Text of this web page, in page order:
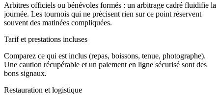
Arbitres officiels ou bénévoles formés : un arbitrage cadré fluidifie la
journée. Les tournois qui ne précisent rien sur ce point réservent
souvent des matinées compliquées.
Tarif et prestations incluses
Comparez ce qui est inclus (repas, boissons, tenue, photographe).
Une caution récupérable et un paiement en ligne sécurisé sont des
bons signaux.
Restauration et logistique